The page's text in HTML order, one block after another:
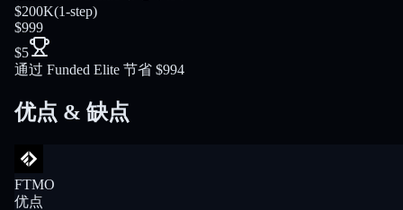
$200K(1-step)
$999
$5
通过 Funded Elite 节省 $994
优点 & 缺点
FTMO
优点